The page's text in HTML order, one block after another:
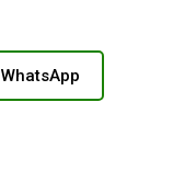
WhatsApp